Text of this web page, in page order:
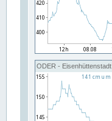
ODER - Eisenhüttenstadt